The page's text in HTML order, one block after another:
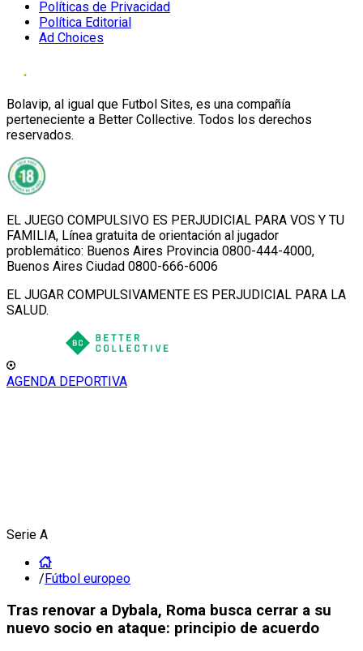
Políticas de Privacidad
Política Editorial
Ad Choices
Bolavip, al igual que Futbol Sites, es una compañía
perteneciente a Better Collective. Todos los derechos
reservados.
EL JUEGO COMPULSIVO ES PERJUDICIAL PARA VOS Y TU
FAMILIA, Línea gratuita de orientación al jugador
problemático: Buenos Aires Provincia 0800-444-4000,
Buenos Aires Ciudad 0800-666-6006
EL JUGAR COMPULSIVAMENTE ES PERJUDICIAL PARA LA
SALUD.
AGENDA DEPORTIVA
Serie A
/Fútbol europeo
Tras renovar a Dybala, Roma busca cerrar a su
nuevo socio en ataque: principio de acuerdo